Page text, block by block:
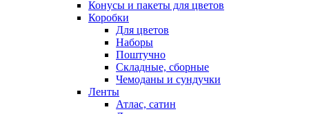
Конусы и пакеты для цветов
Коробки
Для цветов
Наборы
Поштучно
Складные, сборные
Чемоданы и сундучки
Ленты
Атлас, сатин